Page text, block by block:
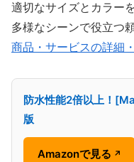
適切なサイズとカラー
多様なシーンで役立つ
商品・サービスの詳細
防水性能2倍以上！
版
Amazonで見る ↗